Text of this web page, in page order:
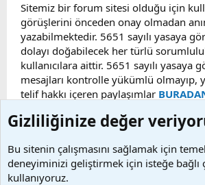
Sitemiz bir forum sitesi olduğu için
görüşlerini önceden onay olmadan
yazabilmektedir. 5651 sayılı yasaya
dolayı doğabilecek her türlü
kullanıcılara aittir. 5651 sayılı yasaya
mesajları kontrolle yükümlü olmayıp,
telif hakkı içeren paylaşımlar
kaldırılacaktır. Sitemizde Bulunan
alınmaktadır. Telif hakları sorumluluğu
Videoların hiç biri sunucularımızda
Gizliliğinize değer
Bu sitenin çalışmasını sağlamak için temel
deneyiminizi geliştirmek için isteğe bağlı
kullanıyoruz.